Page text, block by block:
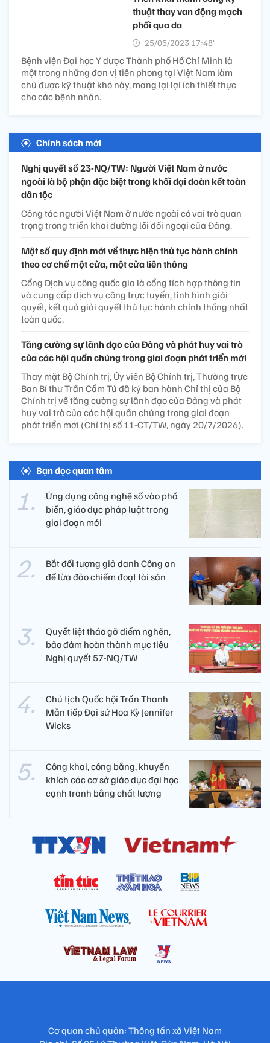
thuật thay van động mạch
phổi qua da
25/05/2023 17:48’
Bệnh viện Đại học Y dược Thành phố Hồ Chí Minh là
một trong những đơn vị tiên phong tại Việt Nam làm
chủ được kỹ thuật khó này, mang lại lợi ích thiết thực
cho các bệnh nhân.
Chính sách mới
Nghị quyết số 23-NQ/TW: Người Việt Nam ở nước
ngoài là bộ phận đặc biệt trong khối đại đoàn kết toàn
dân tộc
Công tác người Việt Nam ở nước ngoài có vai trò quan
trọng trong triển khai đường lối đối ngoại của Đảng.
Một số quy định mới về thực hiện thủ tục hành chính
theo cơ chế một cửa, một cửa liên thông
Cổng Dịch vụ công quốc gia là cổng tích hợp thông tin
và cung cấp dịch vụ công trực tuyến, tình hình giải
quyết, kết quả giải quyết thủ tục hành chính thống nhất
toàn quốc.
Tăng cường sự lãnh đạo của Đảng và phát huy vai trò
của các hội quần chúng trong giai đoạn phát triển mới
Thay mặt Bộ Chính trị, Ủy viên Bộ Chính trị, Thường trực
Ban Bí thư Trần Cẩm Tú đã ký ban hành Chỉ thị của Bộ
Chính trị về tăng cường sự lãnh đạo của Đảng và phát
huy vai trò của các hội quần chúng trong giai đoạn
phát triển mới (Chỉ thị số 11-CT/TW, ngày 20/7/2026).
Bạn đọc quan tâm
Ứng dụng công nghệ số vào phổ
biến, giáo dục pháp luật trong
giai đoạn mới
Bắt đối tượng giả danh Công an
để lừa đảo chiếm đoạt tài sản
Quyết liệt tháo gỡ điểm nghẽn,
bảo đảm hoàn thành mục tiêu
Nghị quyết 57-NQ/TW
Chủ tịch Quốc hội Trần Thanh
Mẫn tiếp Đại sứ Hoa Kỳ Jennifer
Wicks
Công khai, công bằng, khuyến
khích các cơ sở giáo dục đại học
cạnh tranh bằng chất lượng​